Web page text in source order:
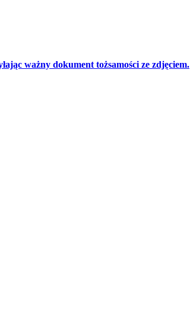
ważny dokument tożsamości ze zdjęciem.